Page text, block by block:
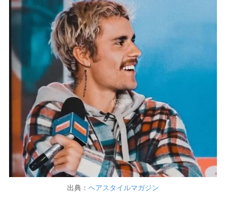
出典： ヘアスタイルマガジン